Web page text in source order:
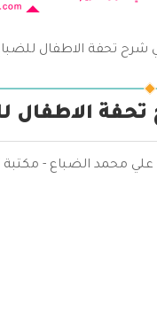
شرح تحفة الاطفال
الاطفال
علي محمد الضباع -